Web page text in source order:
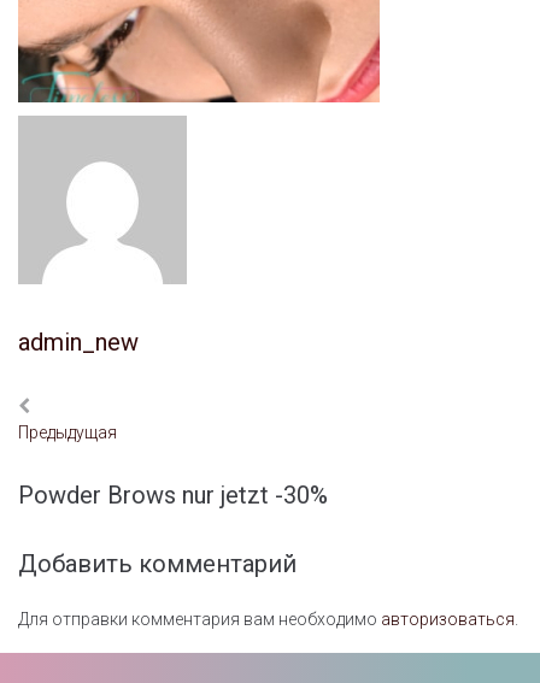
admin_new
Предыдущая
Powder Brows nur jetzt -30%
Добавить комментарий
Для отправки комментария вам необходимо авторизоваться